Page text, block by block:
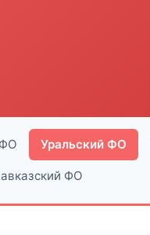
Уральский ФО
ФО